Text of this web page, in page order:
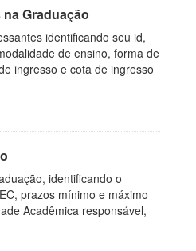
Graduação
identificando seu id,
de ensino, forma de
ingresso e cota de ingresso
identificando o
prazos mínimo e máximo
Acadêmica responsável,